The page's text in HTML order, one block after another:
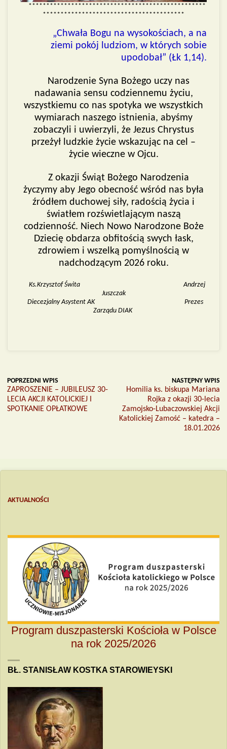
**************************************************
****************************************
„Chwała Bogu na wysokościach, a na
ziemi pokój ludziom, w których sobie
upodobał” (Łk 1,14).
Narodzenie Syna Bożego uczy nas
nadawania sensu codziennemu życiu,
wszystkiemu co nas spotyka we wszystkich
wymiarach naszego istnienia, abyśmy
zobaczyli i uwierzyli, że Jezus Chrystus
przeżył ludzkie życie wskazując na cel –
życie wieczne w Ojcu.
Z okazji Świąt Bożego Narodzenia
życzymy aby Jego obecność wśród nas była
źródłem duchowej siły, radością życia i
światłem rozświetlającym naszą
codzienność. Niech Nowo Narodzone Boże
Dziecię obdarza obfitością swych łask,
zdrowiem i wszelką pomyślnością w
nadchodzącym 2026 roku.
Ks.Krzysztof Świta Andrzej
Juszczak
Diecezjalny Asystent AK Prezes
Zarządu DIAK
POPRZEDNI WPIS
ZAPROSZENIE – JUBILEUSZ 30-
LECIA AKCJI KATOLICKIEJ I
SPOTKANIE OPŁATKOWE
NASTĘPNY WPIS
Homilia ks. biskupa Mariana
Rojka z okazji 30-lecia
Zamojsko-Lubaczowskiej Akcji
Katolickiej Zamość – katedra –
18.01.2026
AKTUALNOŚCI
Program duszpasterski Kościoła w Polsce
na rok 2025/2026
BŁ. STANISŁAW KOSTKA STAROWIEYSKI